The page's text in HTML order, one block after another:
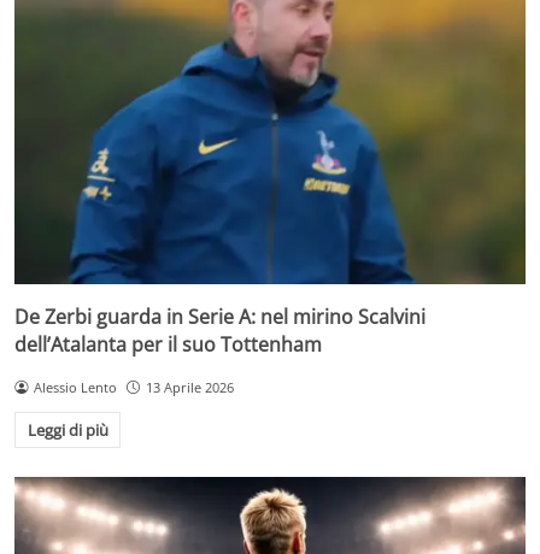
De Zerbi guarda in Serie A: nel mirino Scalvini
dell’Atalanta per il suo Tottenham
Alessio Lento 13 Aprile 2026
Leggi di più